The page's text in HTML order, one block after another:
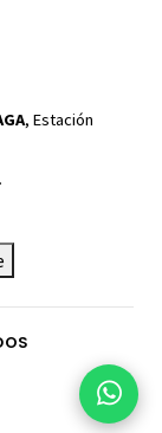
, Estación